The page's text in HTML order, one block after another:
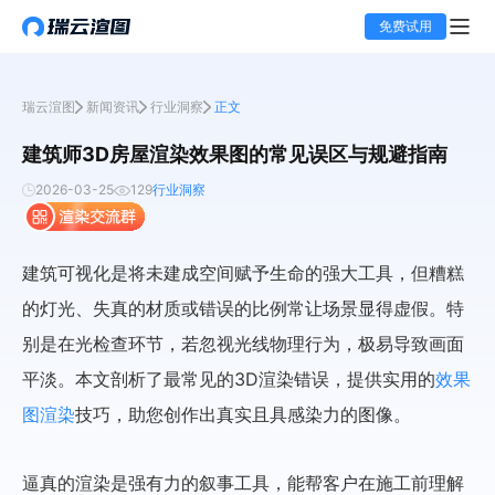
免费试用
瑞云渲图 新闻资讯 行业洞察 正文
建筑师3D房屋渲染效果图的常见误区与规避指南
2026-03-25 129行业洞察
建筑可视化是将未建成空间赋予生命的强大工具，但糟糕
的灯光、失真的材质或错误的比例常让场景显得虚假。特
别是在光检查环节，若忽视光线物理行为，极易导致画面
平淡。本文剖析了最常见的3D渲染错误，提供实用的效果
图渲染技巧，助您创作出真实且具感染力的图像。
逼真的渲染是强有力的叙事工具，能帮客户在施工前理解